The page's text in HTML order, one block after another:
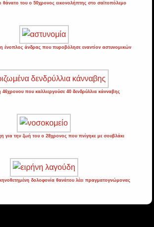
θάνατο του ο 50χρονος εικονολήπτης στο σαϊτοπόλεμο
ένοπλος άνδρας που πυροβόλησε εναντίον αστυνομικών
που καλλιεργούσε 40 δενδρύλλια κάνναβης
για την ζωή του ο 28χρονος που πνίγηκε με σουβλάκι
δολοφονία θανάτου λέει πραγματογνώμονας